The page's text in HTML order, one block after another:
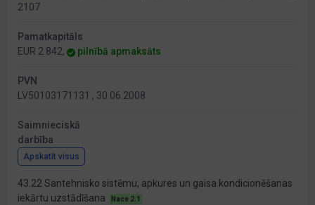
2107
Pamatkapitāls
EUR 2 842,
pilnībā apmaksāts
PVN
LV50103171131 , 30.06.2008
Saimnieciskā
darbība
Apskatīt visus
43.22 Santehnisko sistēmu, apkures un gaisa kondicionēšanas
iekārtu uzstādīšana
Nace 2.1